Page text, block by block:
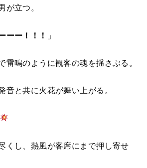
が立つ。
ーー！！！ 」
雷鳴のように観客の魂を揺さぶる。
音と共に火花が舞い上がる。
くし、熱風が客席にまで押し寄せ